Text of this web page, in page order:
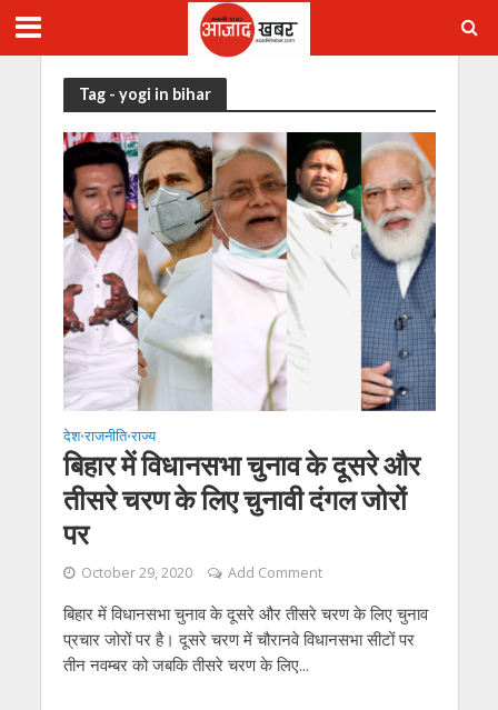
Tag - yogi in bihar
देश•राजनीति•राज्य
बिहार में विधानसभा चुनाव के दूसरे और
तीसरे चरण के लिए चुनावी दंगल जोरों
पर
October 29, 2020 Add Comment
बिहार में विधानसभा चुनाव के दूसरे और तीसरे चरण के लिए चुनाव
प्रचार जोरों पर है। दूसरे चरण में चौरानवे विधानसभा सीटों पर
तीन नवम्बर को जबकि तीसरे चरण के लिए...